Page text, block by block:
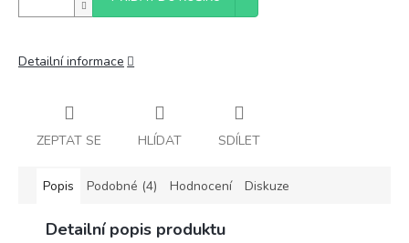
Detailní informace
ZEPTAT SE HLÍDAT SDÍLET
Popis Podobné (4) Hodnocení Diskuze
Detailní popis produktu